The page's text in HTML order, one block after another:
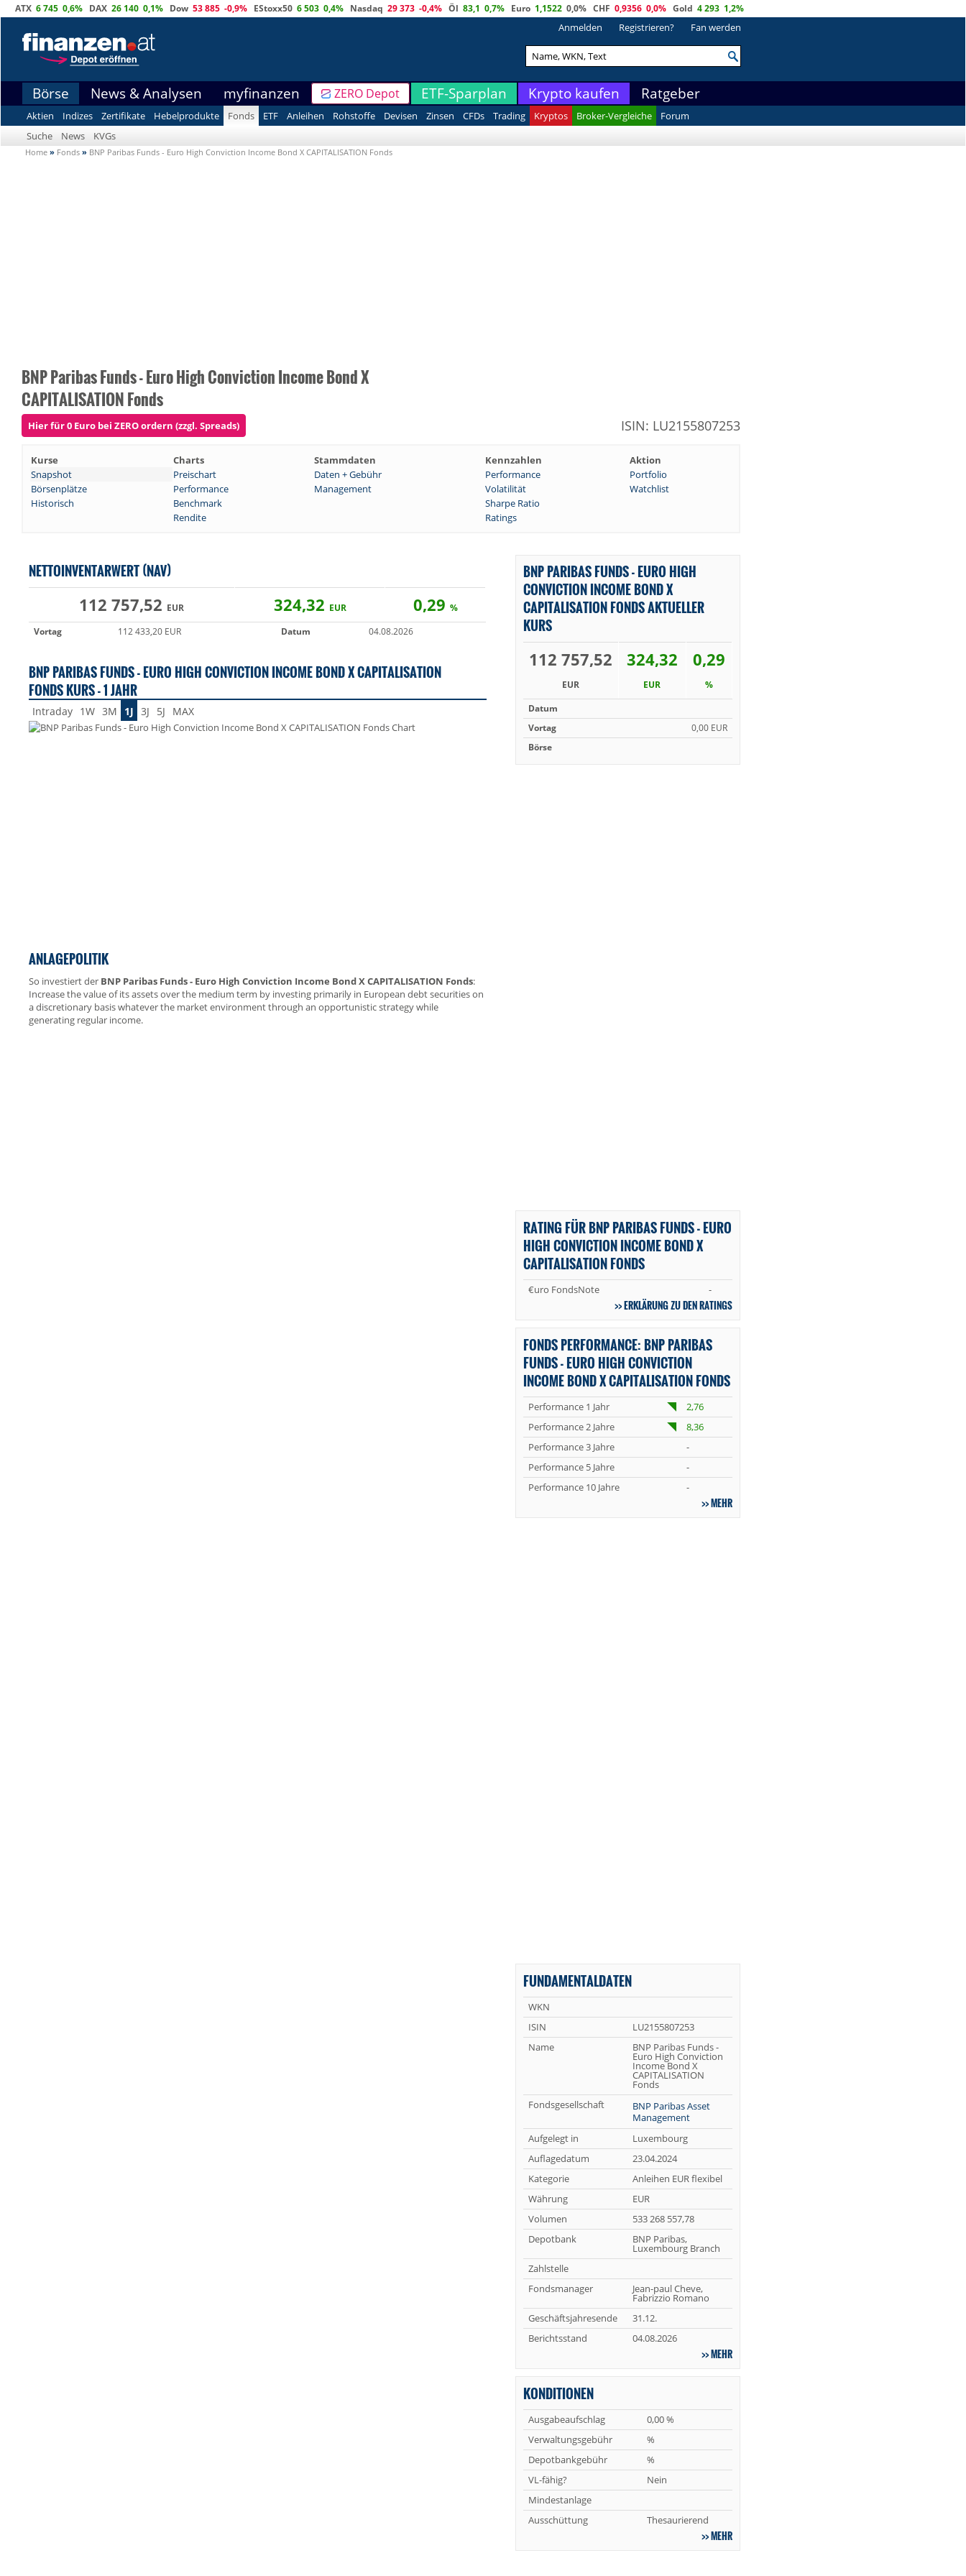
ATX 6 745 0,6% DAX 26 140 0,1% Dow 53 885 -0,9% EStoxx50 6 503 0,4% Nasdaq 29 373 -0,4% Öl 83,1 0,7% Euro 1,1522 0,0% CHF 0,9356 0,0% Gold 4 293 1,2%
Anmelden Registrieren? Fan werden
Börse News & Analysen myfinanzen ZERO Depot ETF-Sparplan Krypto kaufen Ratgeber
Aktien Indizes Zertifikate Hebelprodukte Fonds ETF Anleihen Rohstoffe Devisen Zinsen CFDs Trading Kryptos Broker-Vergleiche
Forum
Suche
News KVGs
Home » Fonds » BNP Paribas Funds - Euro High Conviction Income Bond X CAPITALISATION Fonds
BNP Paribas Funds - Euro High Conviction Income Bond X
CAPITALISATION Fonds
Hier für 0 Euro bei ZERO ordern (zzgl. Spreads) ISIN: LU2155807253
Kurse Charts Stammdaten Kennzahlen
Aktion
Snapshot
Preischart Daten + Gebühr Performance
Portfolio
Börsenplätze
Performance Management Volatilität
Watchlist
Historisch
Benchmark
Sharpe Ratio
Rendite
Ratings
NETTOINVENTARWERT (NAV)
112 757,52 EUR 324,32 EUR 0,29 %
Vortag
112 433,20 EUR Datum 04.08.2026
BNP PARIBAS FUNDS - EURO HIGH CONVICTION INCOME BOND X CAPITALISATION
FONDS KURS - 1 JAHR
Intraday 1W 3M 1J 3J 5J MAX
ANLAGEPOLITIK
So investiert der BNP Paribas Funds - Euro High Conviction Income Bond X CAPITALISATION Fonds:
Increase the value of its assets over the medium term by investing primarily in European debt securities on
a discretionary basis whatever the market environment through an opportunistic strategy while
generating regular income.
BNP PARIBAS FUNDS - EURO HIGH
CONVICTION INCOME BOND X
CAPITALISATION FONDS AKTUELLER
KURS
112 757,52
EUR
324,32
EUR
0,29
%
Datum
Vortag
0,00 EUR
Börse
RATING FÜR BNP PARIBAS FUNDS - EURO
HIGH CONVICTION INCOME BOND X
CAPITALISATION FONDS
€uro FondsNote -
ERKLÄRUNG ZU DEN RATINGS
FONDS PERFORMANCE: BNP PARIBAS
FUNDS - EURO HIGH CONVICTION
INCOME BOND X CAPITALISATION FONDS
Performance 1 Jahr
2,76
Performance 2 Jahre
8,36
Performance 3 Jahre
-
Performance 5 Jahre
-
Performance 10 Jahre
-
MEHR
FUNDAMENTALDATEN
WKN
ISIN
LU2155807253
Name
BNP Paribas Funds -
Euro High Conviction
Income Bond X
CAPITALISATION
Fonds
Fondsgesellschaft
BNP Paribas Asset
Management
Aufgelegt in
Luxembourg
Auflagedatum
23.04.2024
Kategorie
Anleihen EUR flexibel
Währung
EUR
Volumen
533 268 557,78
Depotbank
BNP Paribas,
Luxembourg Branch
Zahlstelle
Fondsmanager
Jean-paul Cheve,
Fabrizzio Romano
Geschäftsjahresende
31.12.
Berichtsstand
04.08.2026
MEHR
KONDITIONEN
Ausgabeaufschlag
0,00 %
Verwaltungsgebühr
%
Depotbankgebühr
%
VL-fähig?
Nein
Mindestanlage
Ausschüttung
Thesaurierend
MEHR